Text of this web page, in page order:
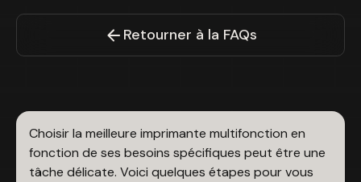
Retourner à la FAQs
Choisir la meilleure imprimante multifonction en
fonction de ses besoins spécifiques peut être une
tâche délicate. Voici quelques étapes pour vous